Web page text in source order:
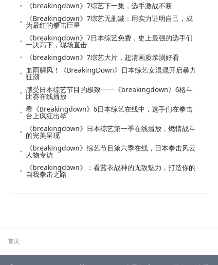
《breakingdown》7综艺下一集，选手激战不断
《Breakingdown》7综艺无删减：用实力证明自己，成
为最红的拳击巨星
《breakingdown》7日本综艺免费，史上最强的选手们
一决高下，现场直击
《breakingdown》7综艺大片，超清画质亲测好看
血雨腥风！《BreakingDown》日本综艺女混混开启暴力
狂潮
感受日本综艺节目的极致——《breakingdown》6格斗
比赛在线播放
看《Breakingdown》6日本综艺在线中，选手们在拳击
台上疯狂出拳
《breakingdown》日本综艺第一季在线播放，燃情战斗
的完美呈现
《breakingdown》综艺节目第六季在线，日本拳击风云
人物专访
《breakingdown》：看蓝衣战神的无敌魅力，打造你的
自我拳击之路
首页